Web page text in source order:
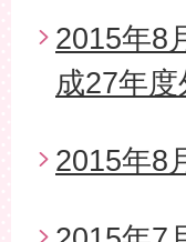
2015年8
成27年
2015年8